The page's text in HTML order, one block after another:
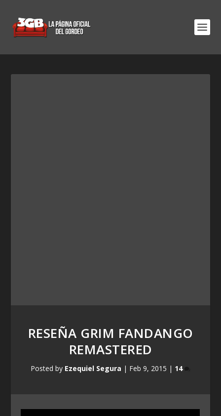
RESEÑA GRIM FANDANGO
REMASTERED
Posted by Ezequiel Segura | Feb 9, 2015 | 14